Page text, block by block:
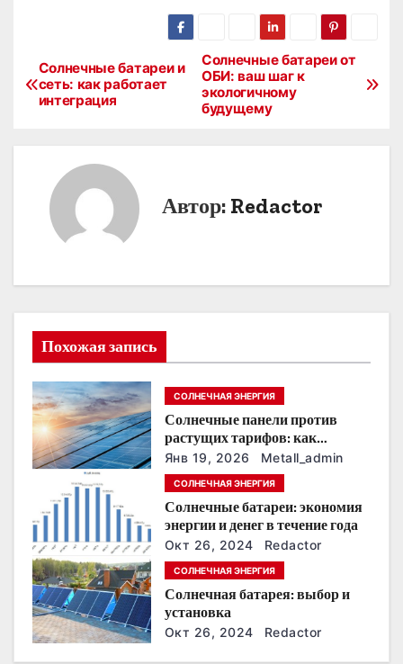
Н
ц
я
п
о
з
п
и
с
я
Солнечные батареи от
ОБИ: ваш шаг к
экологичному
будущему
Солнечные батареи и
сеть: как работает
интеграция
Автор: Redactor
Похожая запись
СОЛНЕЧНАЯ ЭНЕРГИЯ
Солнечные панели против
растущих тарифов: как
сохранить
энергонезависимость в
ближайшие годы
Янв 19, 2026 Metall_admin
СОЛНЕЧНАЯ ЭНЕРГИЯ
Солнечные батареи: экономия
энергии и денег в течение года
Окт 26, 2024 Redactor
СОЛНЕЧНАЯ ЭНЕРГИЯ
Солнечная батарея: выбор и
установка
Окт 26, 2024 Redactor